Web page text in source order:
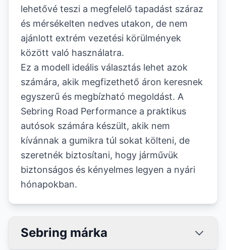
lehetővé teszi a megfelelő tapadást száraz
és mérsékelten nedves utakon, de nem
ajánlott extrém vezetési körülmények
között való használatra.
Ez a modell ideális választás lehet azok
számára, akik megfizethető áron keresnek
egyszerű és megbízható megoldást. A
Sebring Road Performance a praktikus
autósok számára készült, akik nem
kívánnak a gumikra túl sokat költeni, de
szeretnék biztosítani, hogy járművük
biztonságos és kényelmes legyen a nyári
hónapokban.
Sebring márka